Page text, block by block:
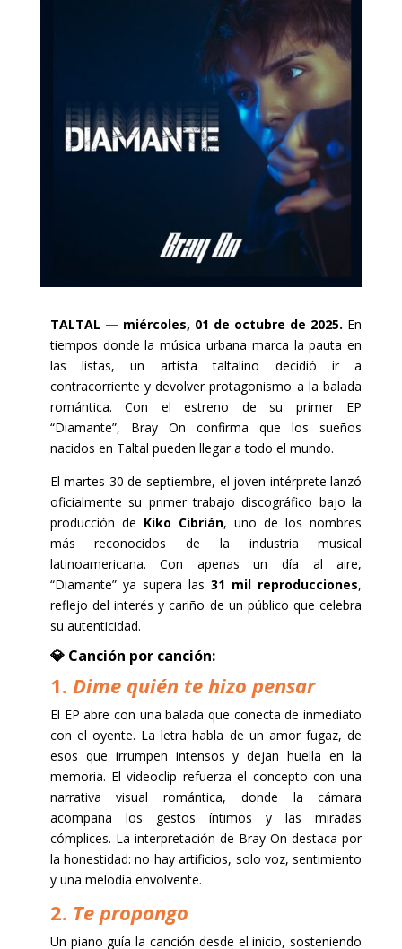
TALTAL — miércoles, 01 de octubre de 2025. En
tiempos donde la música urbana marca la pauta en
las listas, un artista taltalino decidió ir a
contracorriente y devolver protagonismo a la balada
romántica. Con el estreno de su primer EP
“Diamante”, Bray On confirma que los sueños
nacidos en Taltal pueden llegar a todo el mundo.
El martes 30 de septiembre, el joven intérprete lanzó
oficialmente su primer trabajo discográfico bajo la
producción de Kiko Cibrián, uno de los nombres
más reconocidos de la industria musical
latinoamericana. Con apenas un día al aire,
“Diamante” ya supera las31 mil reproducciones,
reflejo del interés y cariño de un público que celebra
su autenticidad.
💎 Canción por canción:
1. Dime quién te hizo pensar
El EP abre con una balada que conecta de inmediato
con el oyente. La letra habla de un amor fugaz, de
esos que irrumpen intensos y dejan huella en la
memoria. El videoclip refuerza el concepto con una
narrativa visual romántica, donde la cámara
acompaña los gestos íntimos y las miradas
cómplices. La interpretación de Bray On destaca por
la honestidad: no hay artificios, solo voz, sentimiento
y una melodía envolvente.
2. Te propongo
Un piano guía la canción desde el inicio, sosteniendo